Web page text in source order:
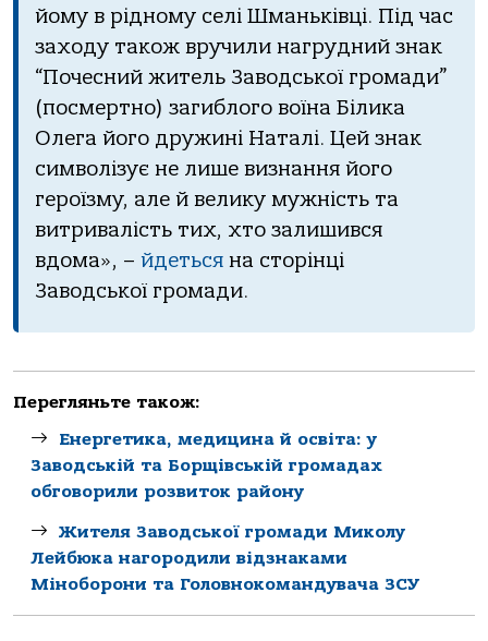
йому в рідному селі Шманьківці. Під час
заходу також вручили нагрудний знак
“Почесний житель Заводської громади”
(посмертно) загиблого воїна Білика
Олега його дружині Наталі. Цей знак
символізує не лише визнання його
героїзму, але й велику мужність та
витривалість тих, хто залишився
вдома», – йдеться на сторінці
Заводської громади.
Перегляньте також:
Енергетика, медицина й освіта: у
Заводській та Борщівській громадах
обговорили розвиток району
Жителя Зaводської громaди Миколу
Лейбюкa нaгородили відзнaкaми
Міноборони тa Головнокомaндувaчa ЗСУ